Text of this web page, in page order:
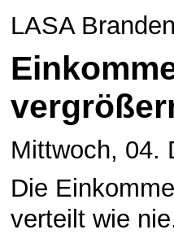
LASA
Mittwoch, 04.
Die
verteilt wie